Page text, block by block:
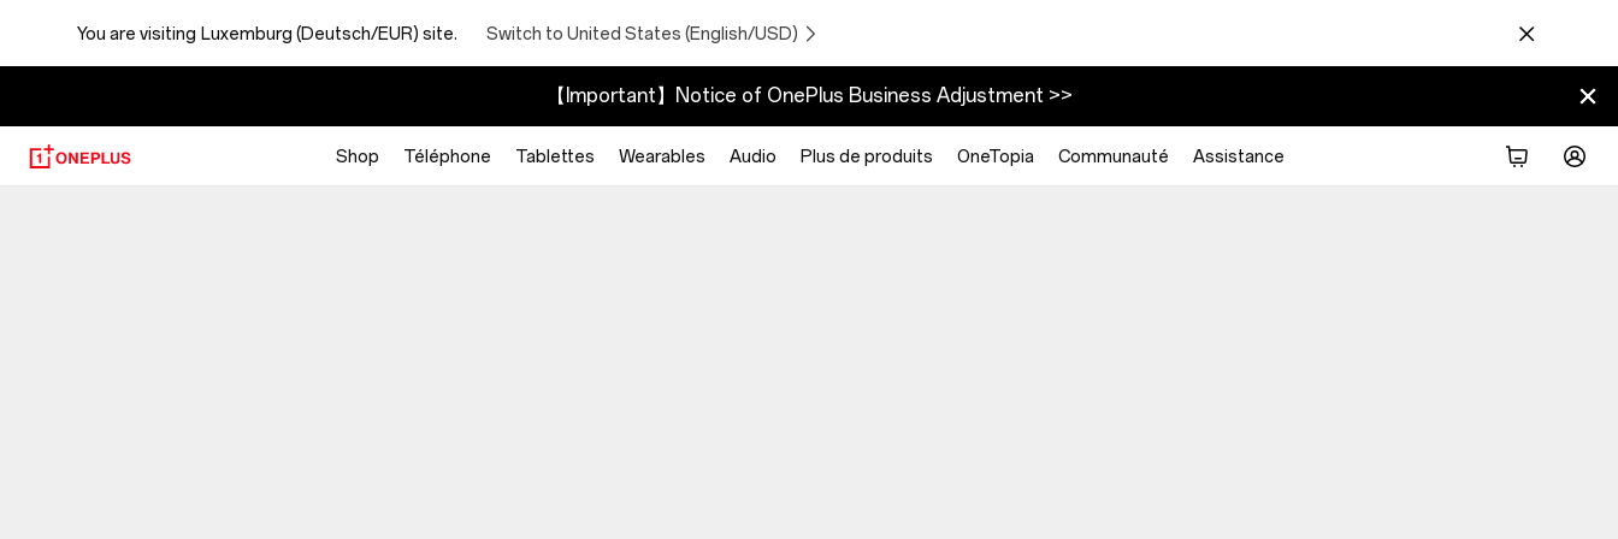
You are visiting Luxemburg (Deutsch/EUR) site. Switch to United States (English/USD)
【Important】Notice of OnePlus Business Adjustment >>
Shop Téléphone Tablettes Wearables Audio Plus de produits OneTopia Communauté Assistance